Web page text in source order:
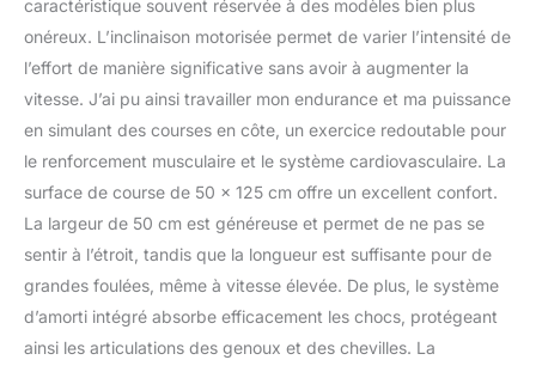
caractéristique souvent réservée à des modèles bien plus
onéreux. L’inclinaison motorisée permet de varier l’intensité de
l’effort de manière significative sans avoir à augmenter la
vitesse. J’ai pu ainsi travailler mon endurance et ma puissance
en simulant des courses en côte, un exercice redoutable pour
le renforcement musculaire et le système cardiovasculaire. La
surface de course de 50 x 125 cm offre un excellent confort.
La largeur de 50 cm est généreuse et permet de ne pas se
sentir à l’étroit, tandis que la longueur est suffisante pour de
grandes foulées, même à vitesse élevée. De plus, le système
d’amorti intégré absorbe efficacement les chocs, protégeant
ainsi les articulations des genoux et des chevilles. La